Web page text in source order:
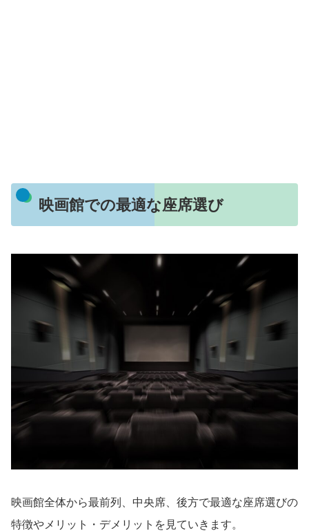
映画館での最適な座席選び
映画館全体から最前列、中央席、後方で最適な座席選びの
特徴やメリット・デメリットを見ていきます。